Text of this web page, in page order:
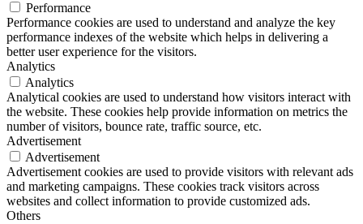
Performance
Performance cookies are used to understand and analyze the key
performance indexes of the website which helps in delivering a
better user experience for the visitors.
Analytics
Analytics
Analytical cookies are used to understand how visitors interact with
the website. These cookies help provide information on metrics the
number of visitors, bounce rate, traffic source, etc.
Advertisement
Advertisement
Advertisement cookies are used to provide visitors with relevant ads
and marketing campaigns. These cookies track visitors across
websites and collect information to provide customized ads.
Others